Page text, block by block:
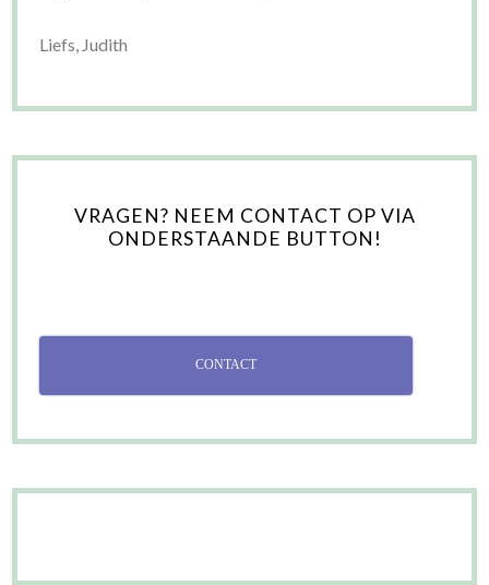
Liefs, Judith
VRAGEN? NEEM CONTACT OP VIA
ONDERSTAANDE BUTTON!
CONTACT